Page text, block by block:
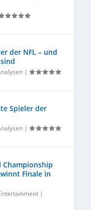
der NFL – und
|
Spieler der
|
Championship
Finale in
|